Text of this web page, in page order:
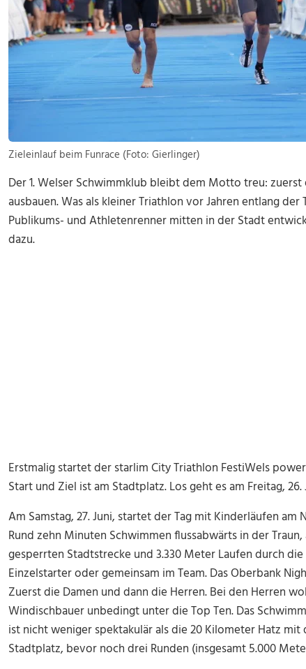
Zieleinlauf beim Funrace (Foto: Gierlinger)
Der 1. Welser Schwimmklub bleibt dem Motto treu:
ausbauen. Was als kleiner Triathlon vor Jahren entlang der
Publikums- und Athletenrenner mitten in der Stadt
dazu.
Erstmalig startet der starlim City Triathlon FestiWels
Start und Ziel ist am Stadtplatz. Los geht es am Freitag, 26.
Am Samstag, 27. Juni, startet der Tag mit Kinderläufen am
Rund zehn Minuten Schwimmen flussabwärts in der
gesperrten Stadtstrecke und 3.330 Meter Laufen durch
Einzelstarter oder gemeinsam im Team. Das Oberbank
Zuerst die Damen und dann die Herren. Bei den Herren
Windischbauer unbedingt unter die Top Ten. Das
ist nicht weniger spektakulär als die 20 Kilometer Hatz
Stadtplatz, bevor noch drei Runden (insgesamt 5.000